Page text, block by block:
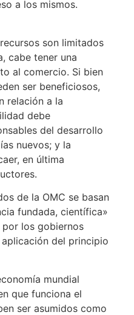
a los mismos.
son limitados
cabe tener una
al comercio. Si bien
ser beneficiosos,
relación a la
debe
del desarrollo
nuevos; y la
en última
de la OMC se basan
fundada, científica»
los gobiernos
del principio
mundial
que funciona el
ser asumidos como